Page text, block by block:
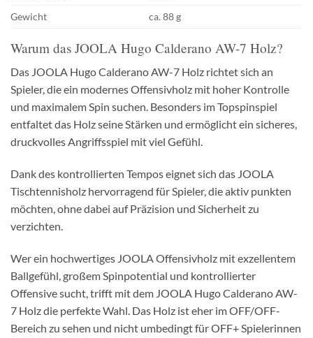
Gewicht
ca. 88 g
Warum das JOOLA Hugo Calderano AW-7 Holz?
Das JOOLA Hugo Calderano AW-7 Holz richtet sich an
Spieler, die ein modernes Offensivholz mit hoher Kontrolle
und maximalem Spin suchen. Besonders im Topspinspiel
entfaltet das Holz seine Stärken und ermöglicht ein sicheres,
druckvolles Angriffsspiel mit viel Gefühl.
Dank des kontrollierten Tempos eignet sich das JOOLA
Tischtennisholz hervorragend für Spieler, die aktiv punkten
möchten, ohne dabei auf Präzision und Sicherheit zu
verzichten.
Wer ein hochwertiges JOOLA Offensivholz mit exzellentem
Ballgefühl, großem Spinpotential und kontrollierter
Offensive sucht, trifft mit dem JOOLA Hugo Calderano AW-
7 Holz die perfekte Wahl. Das Holz ist eher im OFF/OFF-
Bereich zu sehen und nicht umbedingt für OFF+ Spielerinnen